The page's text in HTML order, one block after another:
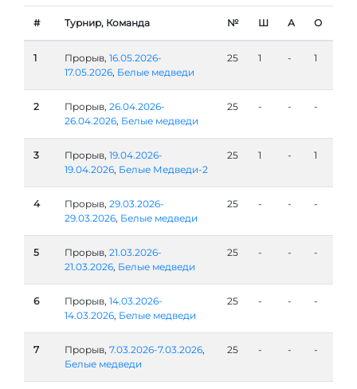
# Турнир, Команда № Ш А О
1 Прорыв, 16.05.2026-
17.05.2026, Белые медведи
25 1 - 1
2 Прорыв, 26.04.2026-
26.04.2026, Белые медведи
25 - - -
3 Прорыв, 19.04.2026-
19.04.2026, Белые Медведи-2
25 1 - 1
4 Прорыв, 29.03.2026-
29.03.2026, Белые медведи
25 - - -
5 Прорыв, 21.03.2026-
21.03.2026, Белые медведи
25 - - -
6 Прорыв, 14.03.2026-
14.03.2026, Белые медведи
25 - - -
7 Прорыв, 7.03.2026-7.03.2026,
Белые медведи
25 - - -